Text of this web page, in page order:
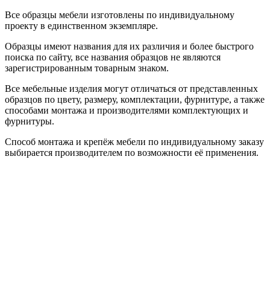
Все образцы мебели изготовлены по индивидуальному
проекту в единственном экземпляре.
Образцы имеют названия для их различия и более быстрого
поиска по сайту, все названия образцов не являются
зарегистрированным товарным знаком.
Все мебельные изделия могут отличаться от представленных
образцов по цвету, размеру, комплектации, фурнитуре, а также
способами монтажа и производителями комплектующих и
фурнитуры.
Способ монтажа и крепёж мебели по индивидуальному заказу
выбирается производителем по возможности её применения.